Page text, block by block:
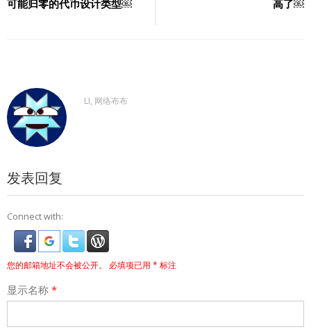
导
可能归零的代币设计类型￼ 高了￼
LI, 网络布布
发表回复
Connect with:
您的邮箱地址不会被公开。 必填项已用 * 标注
显示名称 *